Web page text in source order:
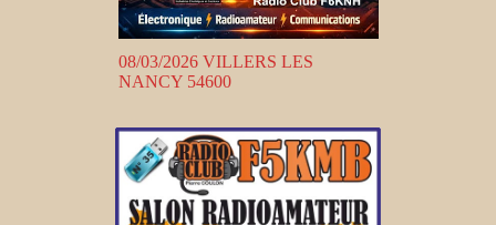
08/03/2026 VILLERS LES
NANCY 54600